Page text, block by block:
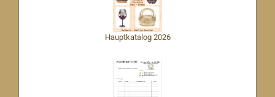
Hauptkatalog 2026